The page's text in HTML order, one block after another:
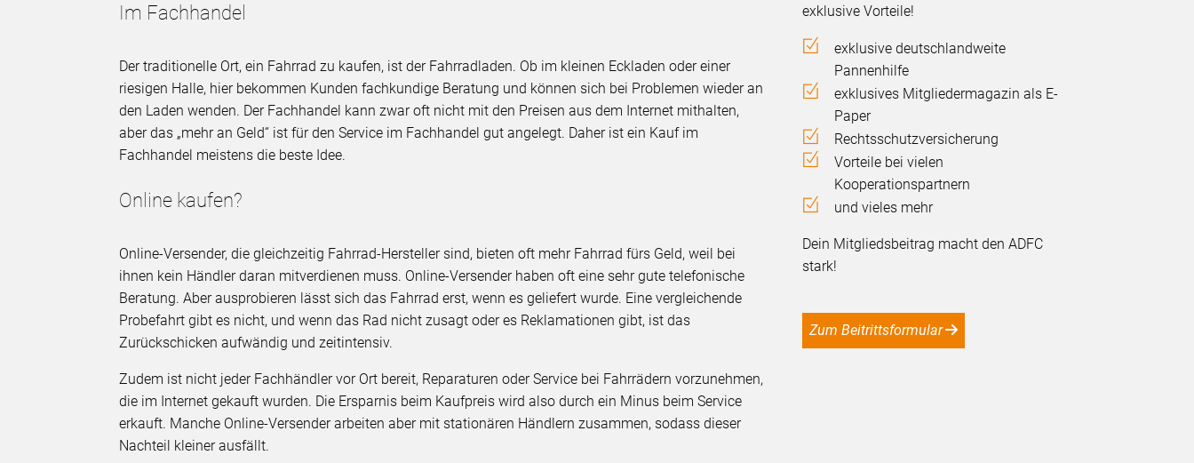
exklusive Vorteile!
exklusive deutschlandweite
Pannenhilfe
exklusives Mitgliedermagazin als E-
Paper
Rechtsschutzversicherung
Vorteile bei vielen
Kooperationspartnern
und vieles mehr
Dein Mitgliedsbeitrag macht den ADFC
stark!
Zum Beitrittsformular
Im Fachhandel
Der traditionelle Ort, ein Fahrrad zu kaufen, ist der Fahrradladen. Ob im kleinen Eckladen oder einer
riesigen Halle, hier bekommen Kunden fachkundige Beratung und können sich bei Problemen wieder an
den Laden wenden. Der Fachhandel kann zwar oft nicht mit den Preisen aus dem Internet mithalten,
aber das „mehr an Geld“ ist für den Service im Fachhandel gut angelegt. Daher ist ein Kauf im
Fachhandel meistens die beste Idee.
Online kaufen?
Online-Versender, die gleichzeitig Fahrrad-Hersteller sind, bieten oft mehr Fahrrad fürs Geld, weil bei
ihnen kein Händler daran mitverdienen muss. Online-Versender haben oft eine sehr gute telefonische
Beratung. Aber ausprobieren lässt sich das Fahrrad erst, wenn es geliefert wurde. Eine vergleichende
Probefahrt gibt es nicht, und wenn das Rad nicht zusagt oder es Reklamationen gibt, ist das
Zurückschicken aufwändig und zeitintensiv.
Zudem ist nicht jeder Fachhändler vor Ort bereit, Reparaturen oder Service bei Fahrrädern vorzunehmen,
die im Internet gekauft wurden. Die Ersparnis beim Kaufpreis wird also durch ein Minus beim Service
erkauft. Manche Online-Versender arbeiten aber mit stationären Händlern zusammen, sodass dieser
Nachteil kleiner ausfällt.